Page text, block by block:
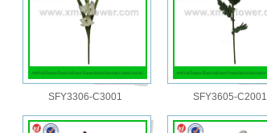
SFY3306-C3001 SFY3605-C2001